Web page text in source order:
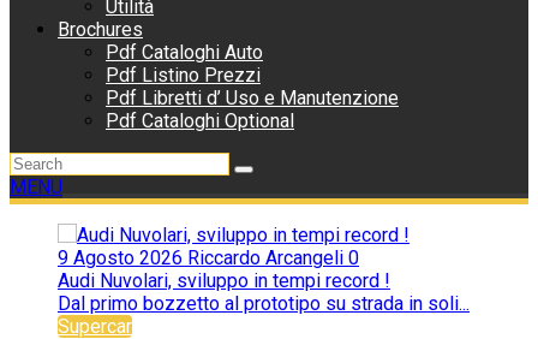
Utilità
Brochures
Pdf Cataloghi Auto
Pdf Listino Prezzi
Pdf Libretti d’ Uso e Manutenzione
Pdf Cataloghi Optional
MENU
9 Agosto 2026 Riccardo Arcangeli 0
Audi Nuvolari, sviluppo in tempi record !
Dal primo bozzetto al prototipo su strada in soli...
Supercar